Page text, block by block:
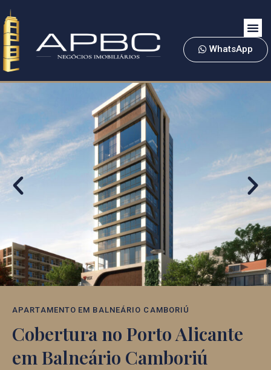
WhatsApp
APARTAMENTO EM BALNEÁRIO CAMBORIÚ
Cobertura no Porto Alicante
em Balneário Camboriú